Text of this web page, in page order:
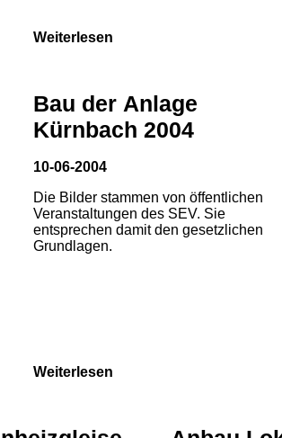
Weiterlesen
Bau der Anlage
Kürnbach 2004
10-06-2004
Die Bilder stammen von öffentlichen
Veranstaltungen des SEV. Sie
entsprechen damit den gesetzlichen
Grundlagen.
Weiterlesen